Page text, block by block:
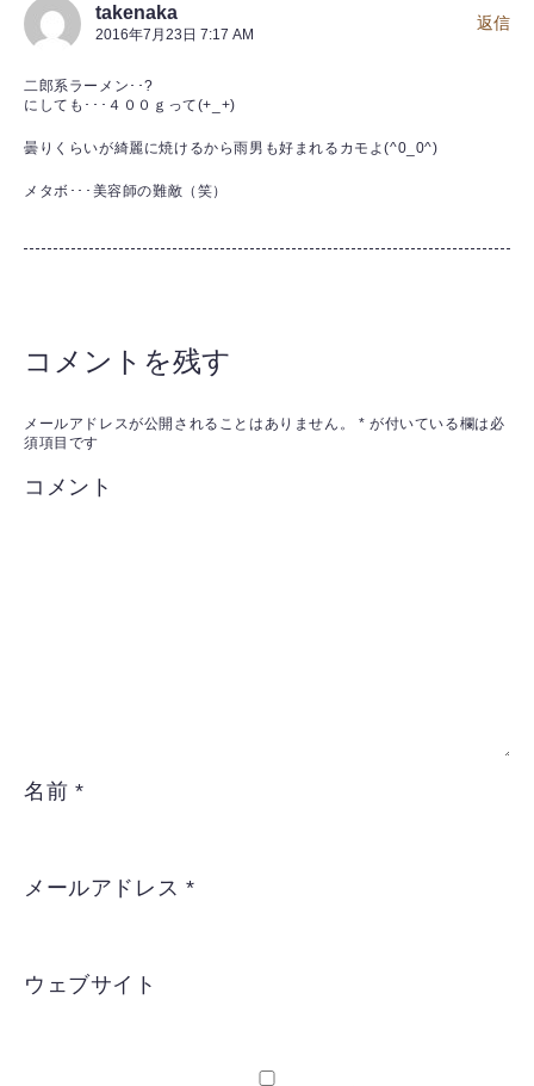
takenaka
2016年7月23日 7:17 AM
二郎系ラーメン･･?
にしても･･･４００ｇって(+_+)
曇りくらいが綺麗に焼けるから雨男も好まれるカモよ(^0_0^)
メタボ･･･美容師の難敵（笑）
返信
コメントを残す
メールアドレスが公開されることはありません。 * が付いている欄は必
須項目です
コメント
名前 *
メールアドレス *
ウェブサイト